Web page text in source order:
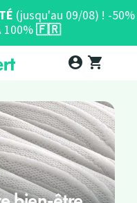
(jusqu'au 09/08) ! -50%
100%🇫🇷
shopping_cart
account_circle